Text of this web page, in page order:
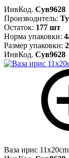
ИнвКод. Сув9628
Производитель:
Остаток: 177 шт
Норма упаковки:
Размер упаковки:
ИнвКод. Сув9628
Ваза ирис